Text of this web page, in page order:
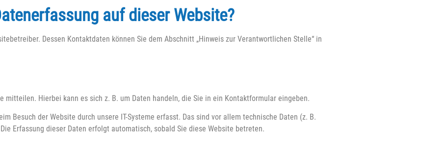
auf dieser Website?
Dessen Kontaktdaten können Sie dem Abschnitt „Hinweis zur Verantwortlichen Stelle“ in
mitteilen. Hierbei kann es sich z. B. um Daten handeln, die Sie in ein Kontaktformular eingeben.
Besuch der Website durch unsere IT-Systeme erfasst. Das sind vor allem technische Daten (z. B.
Erfassung dieser Daten erfolgt automatisch, sobald Sie diese Website betreten.